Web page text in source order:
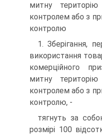
митну
контролем або з
контролю
1. Зберігання,
використання
комерційного
митну
контролем або з
контролю, -
тягнуть за
розмірі 100